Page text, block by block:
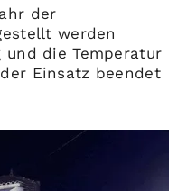
der
werden
die Temperatur
Einsatz beendet